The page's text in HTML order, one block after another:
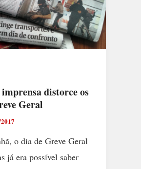
distorce os
Geral
o dia de Greve Geral
já era possível saber